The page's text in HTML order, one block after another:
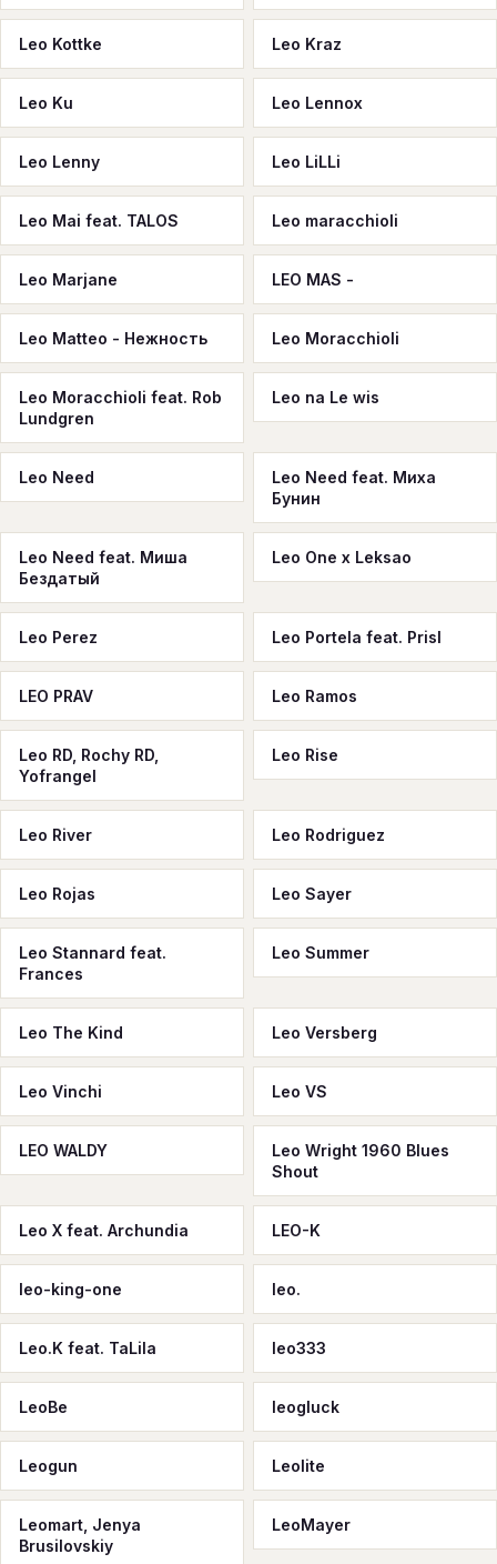
Leo Kottke Leo Kraz
Leo Ku Leo Lennox
Leo Lenny Leo LiLLi
Leo Mai feat. TALOS Leo maracchioli
Leo Marjane LEO MAS -
Leo Matteo - Нежность Leo Moracchioli
Leo Moracchioli feat. Rob
Lundgren
Leo na Le wis
Leo Need
Leo Need feat. Миха
Бунин
Leo Need feat. Миша
Бездатый
Leo One x Leksao
Leo Perez Leo Portela feat. Prisl
LEO PRAV Leo Ramos
Leo RD, Rochy RD,
Yofrangel
Leo Rise
Leo River Leo Rodriguez
Leo Rojas Leo Sayer
Leo Stannard feat.
Frances
Leo Summer
Leo The Kind Leo Versberg
Leo Vinchi Leo VS
LEO WALDY
Leo Wright 1960 Blues
Shout
Leo X feat. Archundia LEO-K
leo-king-one leo.
Leo.K feat. TaLila leo333
LeoBe leogluck
Leogun Leolite
Leomart, Jenya
Brusilovskiy
LeoMayer